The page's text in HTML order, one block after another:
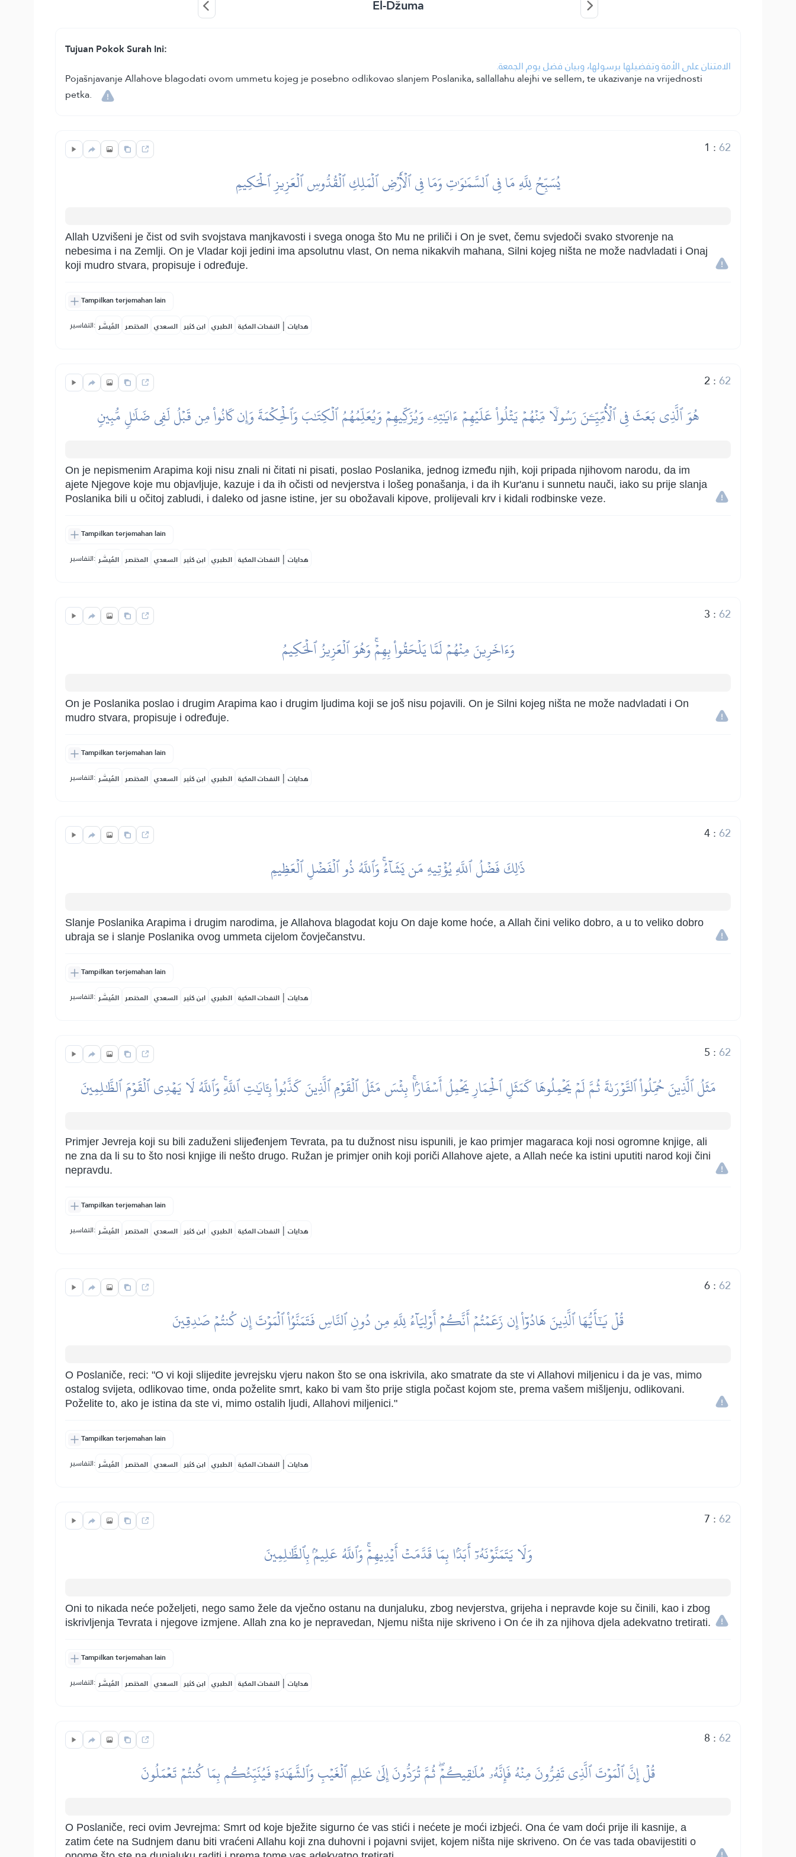
El-Džuma
Tujuan Pokok Surah Ini:
الامتنان على الأمة وتفضيلها برسولها، وبيان فضل يوم الجمعة.
Pojašnjavanje Allahove blagodati ovom ummetu kojeg je posebno odlikovao slanjem Poslanika, sallallahu alejhi ve sellem, te ukazivanje na vrijednosti
petka.
1 :62
يُسَبِّحُ لِلَّهِ مَا فِي ٱلسَّمَٰوَٰتِ وَمَا فِي ٱلۡأَرۡضِ ٱلۡمَلِكِ ٱلۡقُدُّوسِ ٱلۡعَزِيزِ ٱلۡحَكِيمِ
Allah Uzvišeni je čist od svih svojstava manjkavosti i svega onoga što Mu ne priliči i On je svet, čemu svjedoči svako stvorenje na
nebesima i na Zemlji. On je Vladar koji jedini ima apsolutnu vlast, On nema nikakvih mahana, Silni kojeg ništa ne može nadvladati i Onaj
koji mudro stvara, propisuje i određuje.
Tampilkan terjemahan lain
التفاسير: المُيسَّر المختصر السعدي ابن كثير الطبري النفحات المكية | هدايات
2 :62
هُوَ ٱلَّذِي بَعَثَ فِي ٱلۡأُمِّيِّـۧنَ رَسُولٗا مِّنۡهُمۡ يَتۡلُواْ عَلَيۡهِمۡ ءَايَٰتِهِۦ وَيُزَكِّيهِمۡ وَيُعَلِّمُهُمُ ٱلۡكِتَٰبَ وَٱلۡحِكۡمَةَ وَإِن كَانُواْ مِن قَبۡلُ لَفِي ضَلَٰلٖ مُّبِينٖ
On je nepismenim Arapima koji nisu znali ni čitati ni pisati, poslao Poslanika, jednog između njih, koji pripada njihovom narodu, da im
ajete Njegove koje mu objavljuje, kazuje i da ih očisti od nevjerstva i lošeg ponašanja, i da ih Kur'anu i sunnetu nauči, iako su prije slanja
Poslanika bili u očitoj zabludi, i daleko od jasne istine, jer su obožavali kipove, prolijevali krv i kidali rodbinske veze.
Tampilkan terjemahan lain
التفاسير: المُيسَّر المختصر السعدي ابن كثير الطبري النفحات المكية | هدايات
3 :62
وَءَاخَرِينَ مِنۡهُمۡ لَمَّا يَلۡحَقُواْ بِهِمۡۚ وَهُوَ ٱلۡعَزِيزُ ٱلۡحَكِيمُ
On je Poslanika poslao i drugim Arapima kao i drugim ljudima koji se još nisu pojavili. On je Silni kojeg ništa ne može nadvladati i On
mudro stvara, propisuje i određuje.
Tampilkan terjemahan lain
التفاسير: المُيسَّر المختصر السعدي ابن كثير الطبري النفحات المكية | هدايات
4:62
ذَٰلِكَ فَضۡلُ ٱللَّهِ يُؤۡتِيهِ مَن يَشَآءُۚ وَٱللَّهُ ذُو ٱلۡفَضۡلِ ٱلۡعَظِيمِ
Slanje Poslanika Arapima i drugim narodima, je Allahova blagodat koju On daje kome hoće, a Allah čini veliko dobro, a u to veliko dobro
ubraja se i slanje Poslanika ovog ummeta cijelom čovječanstvu.
Tampilkan terjemahan lain
التفاسير: المُيسَّر المختصر السعدي ابن كثير الطبري النفحات المكية | هدايات
5 :62
مَثَلُ ٱلَّذِينَ حُمِّلُواْ ٱلتَّوۡرَىٰةَ ثُمَّ لَمۡ يَحۡمِلُوهَا كَمَثَلِ ٱلۡحِمَارِ يَحۡمِلُ أَسۡفَارَۢاۚ بِئۡسَ مَثَلُ ٱلۡقَوۡمِ ٱلَّذِينَ كَذَّبُواْ بِـَٔايَٰتِ ٱللَّهِۚ وَٱللَّهُ لَا يَهۡدِي ٱلۡقَوۡمَ ٱلظَّٰلِمِينَ
Primjer Jevreja koji su bili zaduženi slijeđenjem Tevrata, pa tu dužnost nisu ispunili, je kao primjer magaraca koji nosi ogromne knjige, ali
ne zna da li su to što nosi knjige ili nešto drugo. Ružan je primjer onih koji poriči Allahove ajete, a Allah neće ka istini uputiti narod koji čini
nepravdu.
Tampilkan terjemahan lain
التفاسير: المُيسَّر المختصر السعدي ابن كثير الطبري النفحات المكية | هدايات
6:62
قُلۡ يَٰٓأَيُّهَا ٱلَّذِينَ هَادُوٓاْ إِن زَعَمۡتُمۡ أَنَّكُمۡ أَوۡلِيَآءُ لِلَّهِ مِن دُونِ ٱلنَّاسِ فَتَمَنَّوُاْ ٱلۡمَوۡتَ إِن كُنتُمۡ صَٰدِقِينَ
O Poslaniče, reci: "O vi koji slijedite jevrejsku vjeru nakon što se ona iskrivila, ako smatrate da ste vi Allahovi miljenicu i da je vas, mimo
ostalog svijeta, odlikovao time, onda poželite smrt, kako bi vam što prije stigla počast kojom ste, prema vašem mišljenju, odlikovani.
Poželite to, ako je istina da ste vi, mimo ostalih ljudi, Allahovi miljenici."
Tampilkan terjemahan lain
التفاسير: المُيسَّر المختصر السعدي ابن كثير الطبري النفحات المكية | هدايات
7 :62
وَلَا يَتَمَنَّوۡنَهُۥٓ أَبَدَۢا بِمَا قَدَّمَتۡ أَيۡدِيهِمۡۚ وَٱللَّهُ عَلِيمُۢ بِٱلظَّٰلِمِينَ
Oni to nikada neće poželjeti, nego samo žele da vječno ostanu na dunjaluku, zbog nevjerstva, grijeha i nepravde koje su činili, kao i zbog
iskrivljenja Tevrata i njegove izmjene. Allah zna ko je nepravedan, Njemu ništa nije skriveno i On će ih za njihova djela adekvatno tretirati.
Tampilkan terjemahan lain
التفاسير: المُيسَّر المختصر السعدي ابن كثير الطبري النفحات المكية | هدايات
8 :62
قُلۡ إِنَّ ٱلۡمَوۡتَ ٱلَّذِي تَفِرُّونَ مِنۡهُ فَإِنَّهُۥ مُلَٰقِيكُمۡۖ ثُمَّ تُرَدُّونَ إِلَىٰ عَٰلِمِ ٱلۡغَيۡبِ وَٱلشَّهَٰدَةِ فَيُنَبِّئُكُم بِمَا كُنتُمۡ تَعۡمَلُونَ
O Poslaniče, reci ovim Jevrejma: Smrt od koje bježite sigurno će vas stići i nećete je moći izbjeći. Ona će vam doći prije ili kasnije, a
zatim ćete na Sudnjem danu biti vraćeni Allahu koji zna duhovni i pojavni svijet, kojem ništa nije skriveno. On će vas tada obavijestiti o